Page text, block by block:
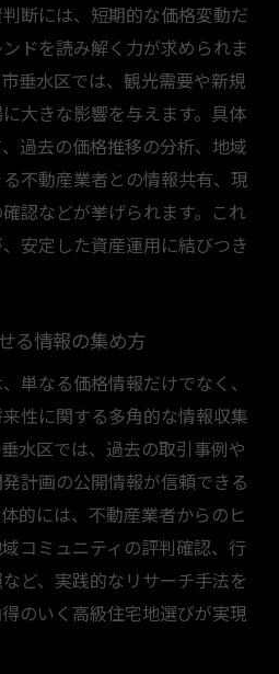
断には、短期的な価格変動だ
ドを読み解く力が求められま
垂水区では、観光需要や新規
大きな影響を与えます。具体
過去の価格推移の分析、地域
不動産業者との情報共有、現
認などが挙げられます。これ
安定した資産運用に結びつき
る情報の集め方
単なる価格情報だけでなく、
性に関する多角的な情報収集
水区では、過去の取引事例や
計画の公開情報が信頼できる
的には、不動産業者からのヒ
コミュニティの評判確認、行
ど、実践的なリサーチ手法を
のいく高級住宅地選びが実現